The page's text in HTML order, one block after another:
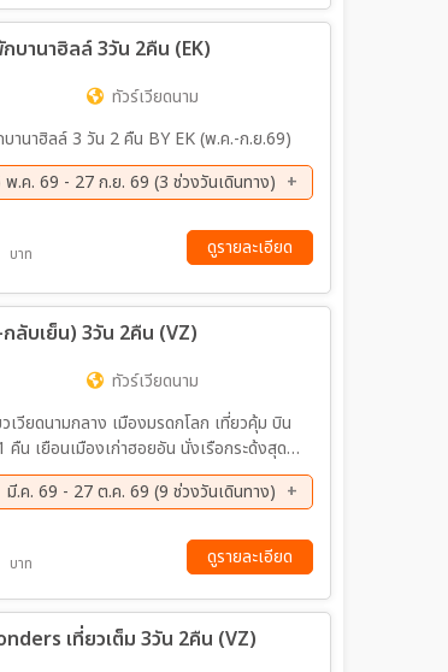
บานาฮิลล์ 3วัน 2คืน (EK)
ทัวร์เวียดนาม
านาฮิลล์ 3 วัน 2 คืน BY EK (พ.ค.-ก.ย.69)
พ.ค. 69 - 27 ก.ย. 69 (3 ช่วงวันเดินทาง)
69
บาท ดูรายละเอียด
ลับเย็น) 3วัน 2คืน (VZ)
ทัวร์เวียดนาม
วียดนามกลาง เมืองมรดกโลก เที่ยวคุ้ม บิน
น เยือนเมืองเก่าฮอยอัน นั่งเรือกระด้งสุด
มันส์ เมนูพิเศษ อาหารเวียดนามต้นตำรับ + BUFFET บนบานาฮิลล์ และอาหารทะเล SEAFOOD BOAT
มี.ค. 69 - 27 ต.ค. 69 (9 ช่วงวันเดินทาง)
69
. 69
04 ต.ค. 69 - 06 ต.ค. 69
บาท ดูรายละเอียด
เที่ยวเต็ม 3วัน 2คืน (VZ)